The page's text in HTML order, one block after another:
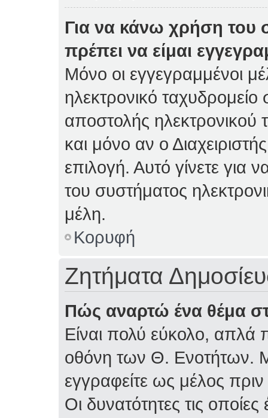
Για να κάνω χρήση του
πρέπει να είμαι
Μόνο οι εγγεγραμμένοι
ηλεκτρονικό
αποστολής ηλεκτρονικού
και μόνο αν ο
επιλογή. Αυτό γίνετε
του συστήματος
μέλη.
Κορυφή
Ζητήματα
Πώς αναρτώ ένα θέμα
Είναι πολύ εύκολο, απλά
οθόνη των Θ. Ενοτήτων.
εγγραφείτε ως μέλος
Οι δυνατότητες τις